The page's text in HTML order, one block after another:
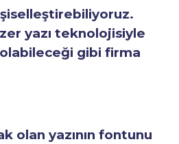
yazı teknolojisiyle
olabileceği gibi firma
olan yazının fontunu